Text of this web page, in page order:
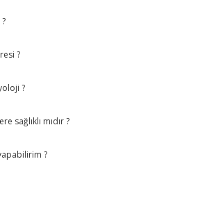
?
?
sağlıklı mıdır ?
?